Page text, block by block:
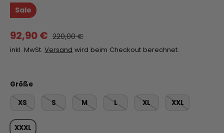
Sale
92,90 € 220,00 €
inkl. MwSt. Versand wird beim Checkout berechnet.
Größe
XS
S M L XL XXL
XXXL